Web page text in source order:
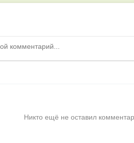
Никто ещё не оставил